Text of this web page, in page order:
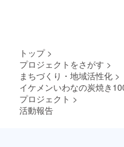
トップ >
プロジェクトをさがす >
まちづくり・地域活性化 >
イケメンいわなの炭焼き
プロジェクト >
活動報告